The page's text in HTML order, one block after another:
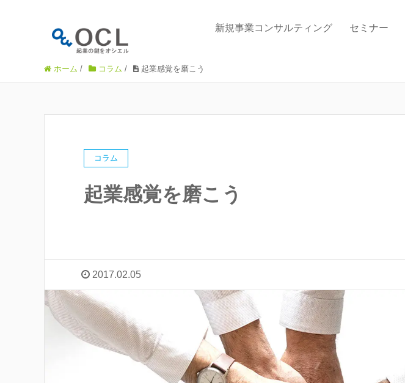
新規事業コンサルティング セミナー
ホーム / コラム / 起業感覚を磨こう
コラム
起業感覚を磨こう
2017.02.05